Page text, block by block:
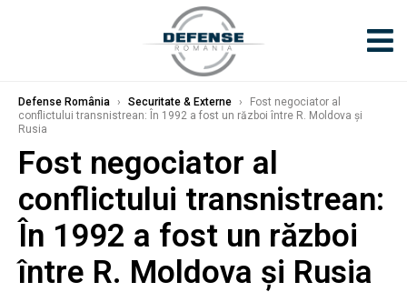
Defense România › Securitate & Externe ›
Fost negociator al
conflictului transnistrean: În 1992 a fost un război între R. Moldova și
Rusia
Fost negociator al
conflictului transnistrean:
În 1992 a fost un război
între R. Moldova și Rusia